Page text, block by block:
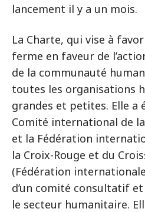
lancement il y a un mois.
La Charte, qui vise à
ferme en faveur de
de la communauté
toutes les organisations
grandes et petites. Elle a
Comité international de la
et la Fédération
la Croix-Rouge et du
(Fédération
d’un comité consultatif
le secteur humanitaire.